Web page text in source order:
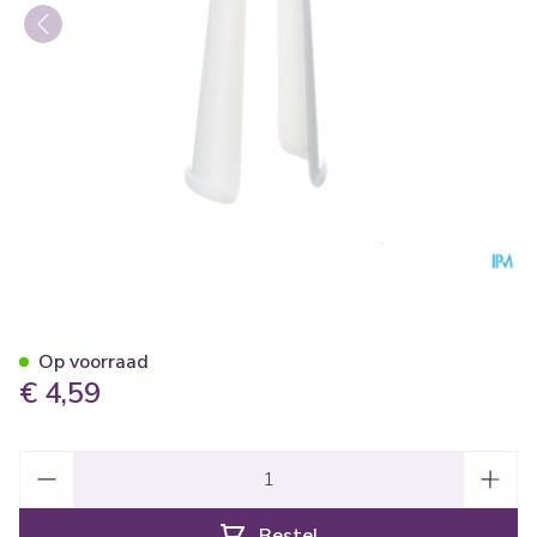
€ 4,59
Op voorraad